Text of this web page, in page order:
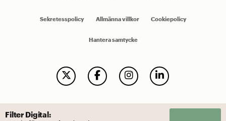
Sekretesspolicy Allmänna villkor Cookiepolicy
Hantera samtycke
Filter Digital: